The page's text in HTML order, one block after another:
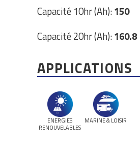
Capacité 10hr (Ah):150
Capacité 20hr (Ah):160.8
APPLICATIONS
ENERGIES
RENOUVELABLES
MARINE & LOISIR